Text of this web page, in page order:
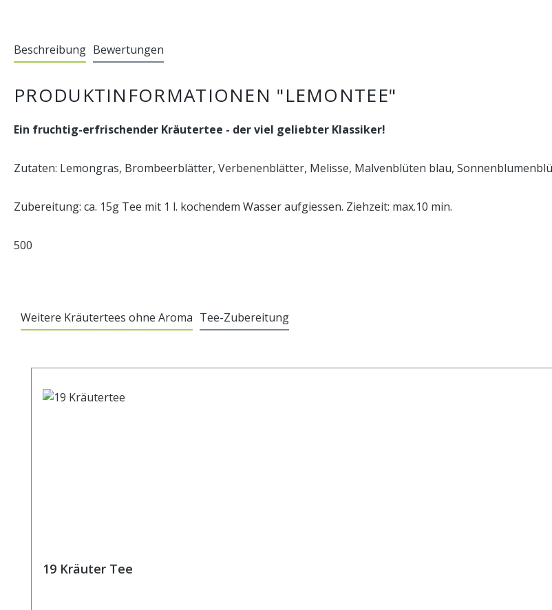
Beschreibung Bewertungen
PRODUKTINFORMATIONEN "LEMONTEE"
Ein fruchtig-erfrischender Kräutertee - der viel geliebter Klassiker!
Zutaten: Lemongras, Brombeerblätter, Verbenenblätter, Melisse, Malvenblüten blau,
Zubereitung: ca. 15g Tee mit 1 l. kochendem Wasser aufgiessen. Ziehzeit: max.10 min.
500
Weitere Kräutertees ohne Aroma Tee-Zubereitung
19 Kräuter Tee